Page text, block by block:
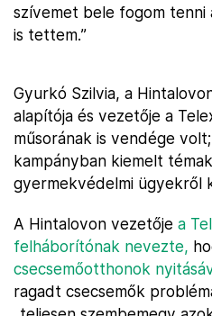
szívemet bele fogom tenni
is tettem.”
Gyurkó Szilvia, a
alapítója és vezetője a
műsorának is vendége
kampányban kiemelt
gyermekvédelmi ügyekről
A Hintalovon vezetője a
felháborítónak nevezte,
csecsemőotthonok
ragadt csecsemők